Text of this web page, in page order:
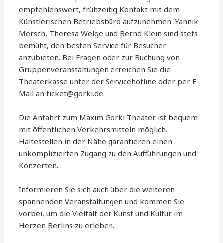
empfehlenswert, frühzeitig Kontakt mit dem
Künstlerischen Betriebsbüro aufzunehmen. Yannik
Mersch, Theresa Welge und Bernd Klein sind stets
bemüht, den besten Service für Besucher
anzubieten. Bei Fragen oder zur Buchung von
Gruppenveranstaltungen erreichen Sie die
Theaterkasse unter der Servicehotline oder per E-
Mail an ticket@gorki.de.
Die Anfahrt zum Maxim Gorki Theater ist bequem
mit öffentlichen Verkehrsmitteln möglich.
Haltestellen in der Nähe garantieren einen
unkomplizierten Zugang zu den Aufführungen und
Konzerten.
Informieren Sie sich auch über die weiteren
spannenden Veranstaltungen und kommen Sie
vorbei, um die Vielfalt der Kunst und Kultur im
Herzen Berlins zu erleben.